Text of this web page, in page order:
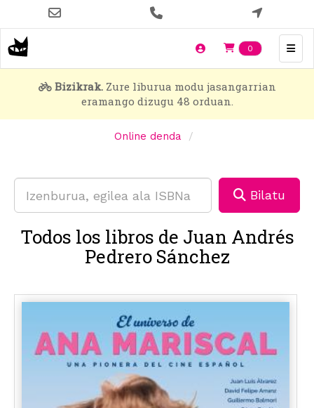
main
content
0 Items en
Bizikrak.Zure liburua modu jasangarrian
eramango dizugu 48 orduan.
Online denda
Bilatu
Todos los libros de Juan Andrés
Pedrero Sánchez